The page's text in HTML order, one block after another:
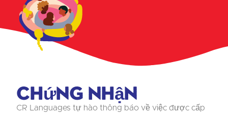
Chứng nhận
CR Languages tự hào thông báo về việc được cấp